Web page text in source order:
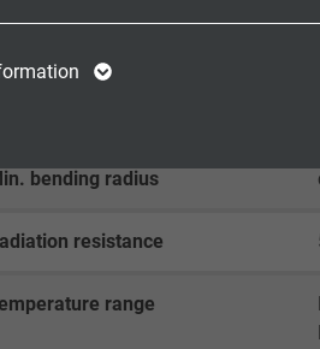
selected tracking
bending radius
resistance
range